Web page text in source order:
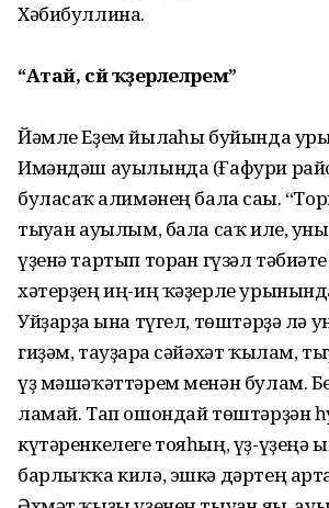
Хәбибуллина.
“Атай, сйҡәҙерлелрем”
Йәмле Еҙем йылғаһы буйында
Имәндәш ауылында (Ғафури
буласаҡ ғалимәнең бала сағы.
тыуған ауылым, бала саҡ иле,
үҙенә тартып торған гүзәл
хәтерҙең иң-иң ҡәҙерле
Уйҙарҙа ғына түгел, төштәрҙә
гиҙәм, тауҙарға сәйәхәт ҡы­лам,
үҙ мә­шәҡәттәрем менән булам.
ламай. Тап ошондай төштәрҙән
күтәрен­келеге тояһың, үҙ-үҙеңә
бар­лыҡҡа килә, эшкә дәртең